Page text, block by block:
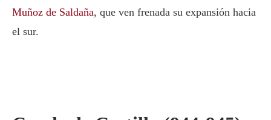
Muñoz de Saldaña, que ven frenada su expansión hacia
el sur.